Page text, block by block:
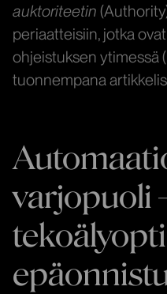
auktoriteetin
periaatteisiin, jotka
ohjeistuksen ytimessä
tuonnempana
varjopuoli